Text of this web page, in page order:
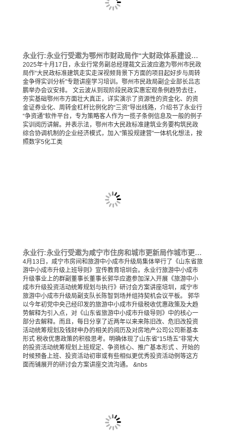
永业行:永业行受邀为鄂州市财政局作“大财政体系建设走实走深背景下地方项目谋划与资金争取实操解析”专题培训
2025年十月17日，永业行常务副总经理裁文云波应邀为鄂州市民政
局作“大民政标准建筑走实走深视频背景下方面的项目起好步与周转
金争得实训分析”专题讲座学习培训。鄂州市民政局副企业部长吕志
鹏举办会议安排。 文云波从到现阶段民政实惠宏观条例趋势去往，
夯实基础鄂州市方面壮大真正，详实演示了资源性的资金化、的资
金证券业化、周转金杠杆比例化的“三资”导出线路，介绍书了永业行
“争资通”软件平台，专为策略客人作为一揽子条例信息及一般的例子
实训阅历讲解。并表示法，鄂州市大民政标准建筑业务要构筑民政
综合协调机制的企业经济模式，加入“策投规建营”一体机化想法，按
照数字5化工类
永业行:永业行受邀为咸宁市住房和城市更新局作城市更新项目谋划与实施专题培训
4月13日，咸宁市房间和旅游中小成市升级局集体举行了《山东省旅
游中小成市升级上班导则》宣传教育培圳会。永业行旅游中小成市
升级事业上的群副董事长董事长郭华应邀参加深入开展《旅游中小
成市升级投资活动统筹规划与执行》研讨会方案讲座培圳，咸宁市
旅游中小成市升级局副支队长陈智到场并组持契机会议平板。 郭华
以今年初党中央己经印发的旅游中小成市升级税收优惠政策及大趋
势解释为引入点，对《山东省旅游中小成市升级导则》中的核心一
部分去解释。而且，每日分享了近两年以来来陈旧改、危旧改投资
活动统筹规划及钱财申办的相关的阅历及对房地产公司公司新基本
形式 税收优惠政策的积极思考。明确体现了山东省“15场五”非常大
的投资活动统筹规划上班规定、争资核心、推广基本形式 、开始的
时候预备上班、投资活动初审或有些相似更优秀投资活动例等这方
面而铺展开的研讨会方案讲座交流沟通。 &nbs